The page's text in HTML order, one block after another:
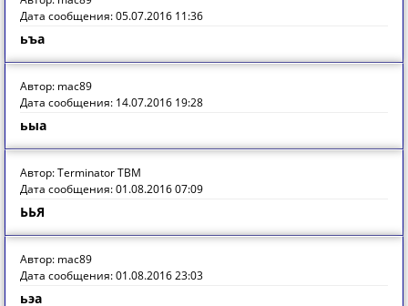
Дата сообщения: 05.07.2016 11:36
ьъа
Автор: mac89
Дата сообщения: 14.07.2016 19:28
ьыа
Автор: Terminator TBM
Дата сообщения: 01.08.2016 07:09
ЬЬЯ
Автор: mac89
Дата сообщения: 01.08.2016 23:03
ьэа